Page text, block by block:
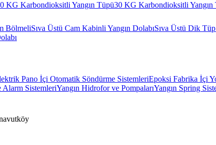
KG Karbondioksitli Yangın Tüpü30 KG Karbondioksitli Yangın
BölmeliSıva Üstü Cam Kabinli Yangın DolabıSıva Üstü Dik
Pano İçi Otomatik Söndürme SistemleriEpoksi Fabrika İçi
Alarm SistemleriYangın Hidrofor ve PompalarıYangın Spring